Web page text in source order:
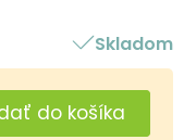
Skladom
do košíka